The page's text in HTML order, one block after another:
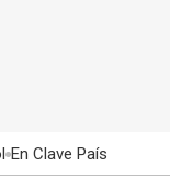
En Clave País